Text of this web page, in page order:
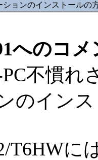
ションのインストールの
へのコメ
不慣れ
のイン
T6HW